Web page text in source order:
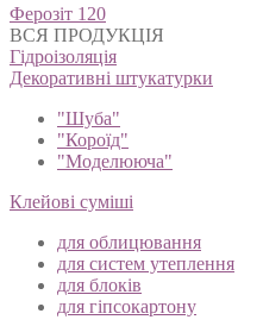
Навігація
записів
Ферозіт 120
ВСЯ ПРОДУКЦІЯ
Гідроізоляція
Декоративні штукатурки
"Шуба"
"Короїд"
"Моделююча"
Клейові суміші
для облицювання
для систем утеплення
для блоків
для гіпсокартону